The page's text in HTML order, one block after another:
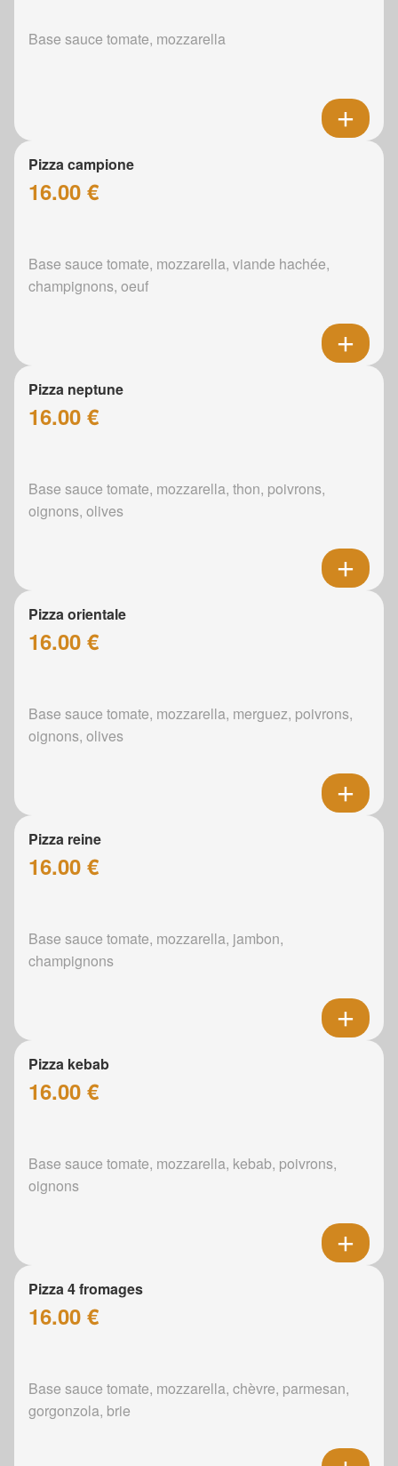
Base sauce tomate, mozzarella
Pizza campione
16.00 €
Base sauce tomate, mozzarella, viande hachée,
champignons, oeuf
Pizza neptune
16.00 €
Base sauce tomate, mozzarella, thon, poivrons,
oignons, olives
Pizza orientale
16.00 €
Base sauce tomate, mozzarella, merguez, poivrons,
oignons, olives
Pizza reine
16.00 €
Base sauce tomate, mozzarella, jambon,
champignons
Pizza kebab
16.00 €
Base sauce tomate, mozzarella, kebab, poivrons,
oignons
Pizza 4 fromages
16.00 €
Base sauce tomate, mozzarella, chèvre, parmesan,
gorgonzola, brie